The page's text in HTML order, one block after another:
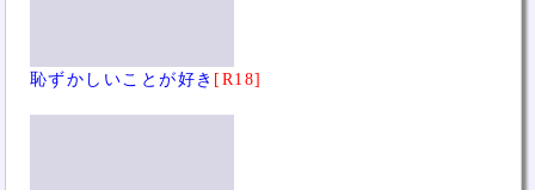
恥ずかしいことが好き [R18]